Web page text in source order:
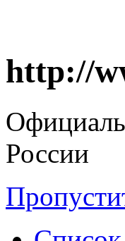
http://
России